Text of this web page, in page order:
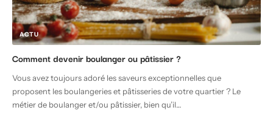
ACTU
Comment devenir boulanger ou pâtissier ?
Vous avez toujours adoré les saveurs exceptionnelles que
proposent les boulangeries et pâtisseries de votre quartier ? Le
métier de boulanger et/ou pâtissier, bien qu’il…